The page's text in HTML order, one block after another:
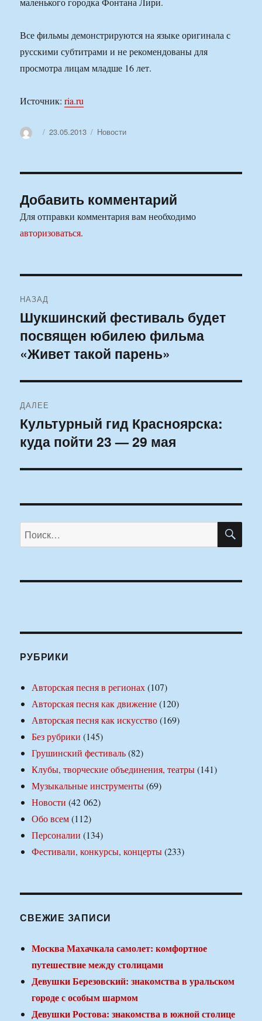
Все фильмы демонстрируются на языке оригинала с
русскими субтитрами и не рекомендованы для
просмотра лицам младше 16 лет.
Источник:ria.ru
АвторОпубликовано
23.05.2013 Рубрики
Новости
Добавить комментарий
Для отправки комментария вам необходимо
авторизоваться.
по
записям
НАЗАД
Предыдущая
запись:
Шукшинский фестиваль будет
посвящен юбилею фильма
«Живет такой парень»
ДАЛЕЕ
Следующая
запись:
Культурный гид Красноярска:
куда пойти 23 — 29 мая
Искать:
РУБРИКИ
Авторская песня в регионах(107)
Авторская песня как движение(120)
Авторская песня как искусство(169)
Без рубрики (145)
Грушинский фестиваль(82)
Клубы, творческие объединения, театры(141)
Музыкальные инструменты(69)
Новости (42 062)
Обо всем(112)
Персоналии (134)
Фестивали, конкурсы, концерты(233)
СВЕЖИЕ ЗАПИСИ
Москва Махачкала самолет: комфортное
путешествие между столицами
Девушки Березовский: знакомства в уральском
городе с особым шармом
Девушки Ростова: знакомства в южной столице